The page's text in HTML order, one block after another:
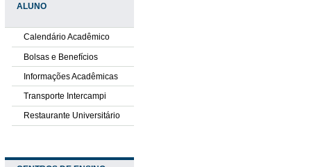
ALUNO
Calendário Acadêmico
Bolsas e Benefícios
Informações Acadêmicas
Transporte Intercampi
Restaurante Universitário